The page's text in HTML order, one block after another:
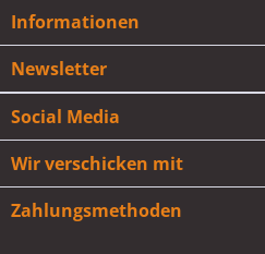
Informationen
Newsletter
Social Media
Wir verschicken mit
Zahlungsmethoden